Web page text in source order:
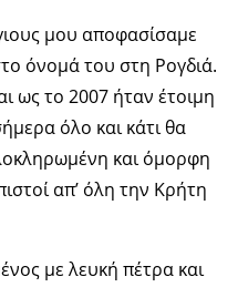
μου αποφασίσαμε
όνομά του στη Ρογδιά.
ως το 2007 ήταν έτοιμη
όλο και κάτι θα
και όμορφη
απ’ όλη την Κρήτη
με λευκή πέτρα και